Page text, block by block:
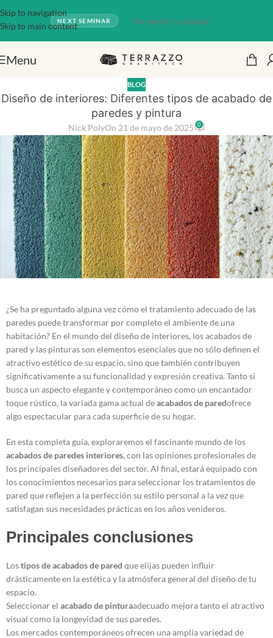
Skip to navigation
Skip to main contentNEXT SEMINAR No events to display.
Menu
BLOG
Diseño de interiores: Diferentes tipos de acabado de
paredes y pintura
Nick PolyOn 21 de mayo de 2025 0
¿Se ha preguntado alguna vez cómo el tratamiento adecuado de las
paredes puede transformar por completo el ambiente de una
habitación? En el mundo del diseño de interiores, los acabados de
pared y las pinturas son elementos esenciales que no sólo definen el
atractivo estético de su espacio, sino que también contribuyen
significativamente a su funcionalidad y expresión creativa. Tanto si
busca un aspecto elegante y contemporáneo como un encantador
toque rústico, la variada gama actual deacabados de paredofrece
algo espectacular para cada superficie de su hogar.
En esta completa guía, exploraremos el fascinante mundo de los
acabados de paredes interiores, con las opiniones profesionales de
los principales diseñadores del sector. Al final, estará equipado con
los conocimientos necesarios para seleccionar los tratamientos de
pared que reflejen a la perfección su estilo personal a la vez que
satisfagan sus necesidades prácticas en los años venideros.
Principales conclusiones
Lostipos de acabados de pared que elijas pueden influir
drásticamente en la estética y la atmósfera general del diseño de tu
espacio.
Seleccionar el acabado de pinturaadecuado mejora tanto el atractivo
visual como la longevidad de sus paredes.
Los mercados contemporáneos ofrecen una amplia variedad de